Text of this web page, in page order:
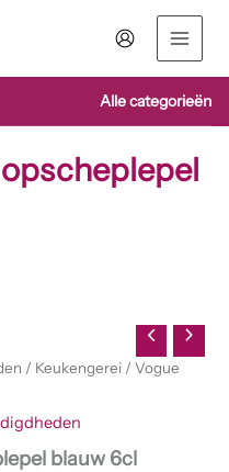
Alle categorieën
/ Keukengerei / Vogue
blauw 6cl